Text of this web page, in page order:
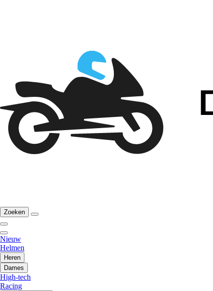
Zoeken
Nieuw
Helmen
Heren
Dames
High-tech
Racing